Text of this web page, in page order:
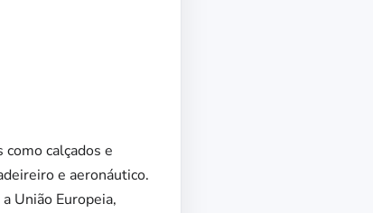
calçados e
e aeronáutico.
União Europeia,